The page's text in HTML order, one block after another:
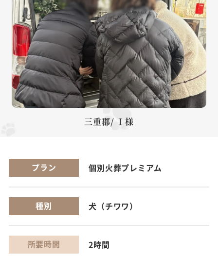
三重郡/ Ⅰ様
プラン 個別火葬プレミアム
種別 犬（チワワ）
所要時間 2時間